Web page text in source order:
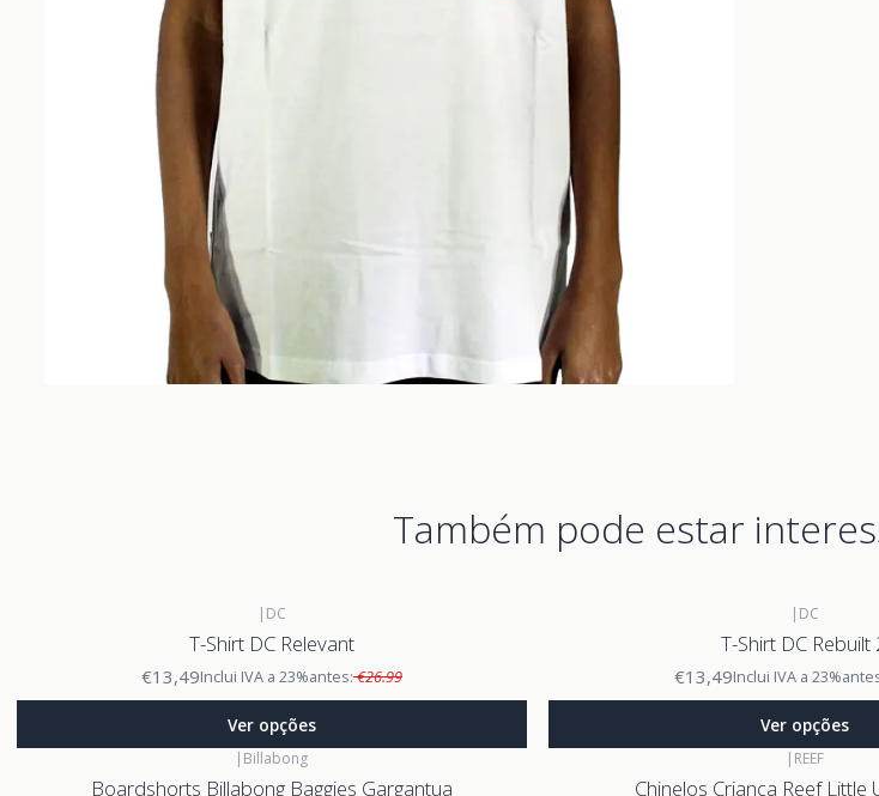
Também pode estar
| DC
T-Shirt DC Relevant
€13,49Inclui IVA a 23%antes:€26.99
Ver opções
| DC
T-Shirt DC Rebuilt
€13,49Inclui IVA a 23%
Ver opções
| Billabong
Boardshorts Billabong Baggies Gargantua
| REEF
Chinelos Criança Reef Little